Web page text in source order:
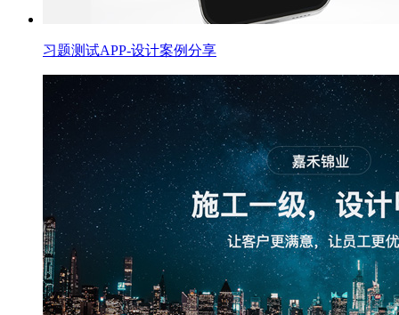
习题测试APP-设计案例分享